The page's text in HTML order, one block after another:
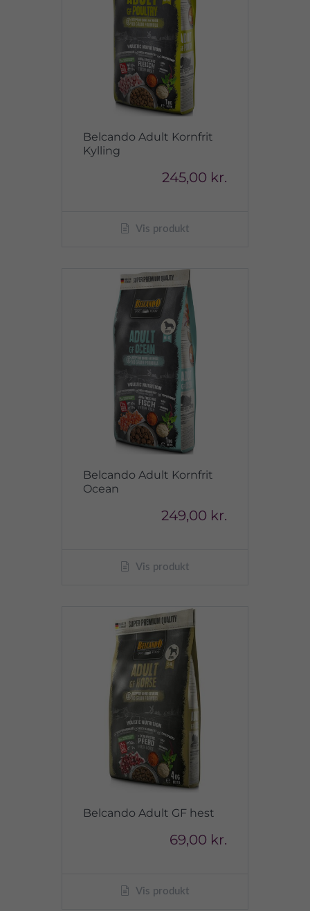
Belcando Adult Kornfrit
Kylling
245,00 kr.
Vis produkt
Belcando Adult Kornfrit
Ocean
249,00 kr.
Vis produkt
Belcando Adult GF hest
69,00 kr.
Vis produkt